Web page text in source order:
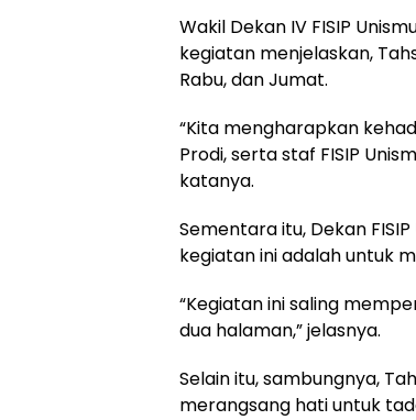
Wakil Dekan IV FISIP
kegiatan menjelaskan,
Rabu, dan Jumat.
“Kita mengharapkan
Prodi, serta staf FISIP
katanya.
Sementara itu, Dekan
kegiatan ini adalah untuk
“Kegiatan ini saling
dua halaman,” jelasnya.
Selain itu, sambungnya,
merangsang hati untuk